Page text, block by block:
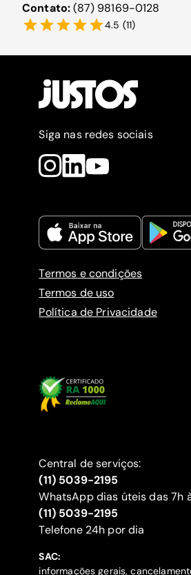
Contato:(87) 98169-0128
4.5 (11)
Siga nas redes sociais
Termos e condições
Termos de uso
Política de Privacidade
Central de serviços:
(11) 5039-2195
WhatsApp dias úteis das 7h
(11) 5039-2195
‍Telefone 24h por dia
SAC:
informações gerais,